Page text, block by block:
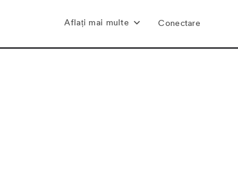
Aflați mai multe Conectare